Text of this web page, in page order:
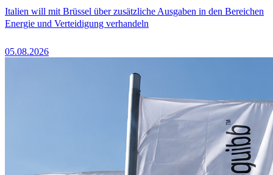
Italien will mit Brüssel über zusätzliche Ausgaben in den Bereichen
Energie und Verteidigung verhandeln
05.08.2026